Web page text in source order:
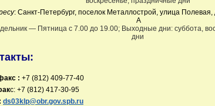
: Санкт-Петербург, поселок Металлострой, улица Полевая,
А
— Пятница с 7.00 до 19.00; Выходные дни: суббота,
дни
: +7 (812) 409-77-40
с: +7 (812) 417-30-95
ds03klp@obr.gov.spb.ru